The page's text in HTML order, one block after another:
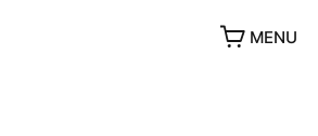
MENU